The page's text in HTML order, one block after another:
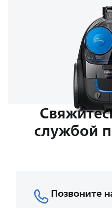
службой
Позвоните